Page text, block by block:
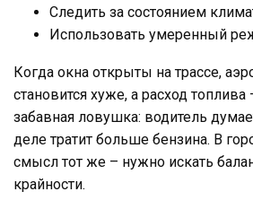
Следить за состоянием
Использовать умеренный
Когда окна открыты на трассе,
становится хуже, а расход
забавная ловушка: водитель
деле тратит больше бензина. В
смысл тот же – нужно искать
крайности.